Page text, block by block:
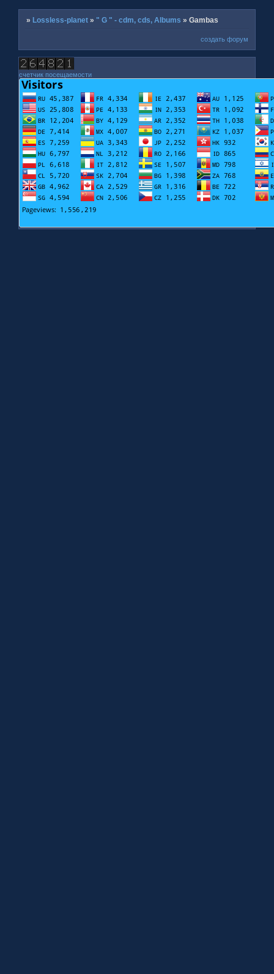
»Lossless-planet » " G " - cdm, cds, Albums »Gambas
создать форум
счетчик посещаемости